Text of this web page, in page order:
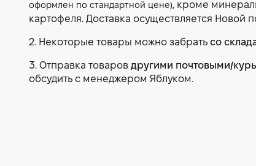
оформлен по стандартной цене), кроме
картофеля. Доставка осуществляется
2. Некоторые товары можно забрать со
3. Отправка товаров другими почтовыми/
обсудить с менеджером Яблуком.